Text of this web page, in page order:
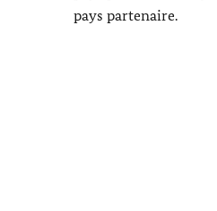
pays partenaire.